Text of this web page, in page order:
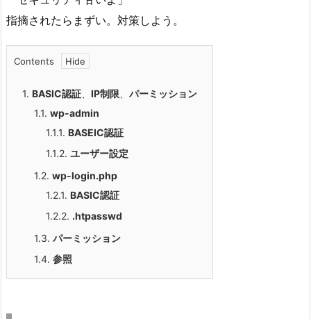
指摘されたらまずい。対策しよう。
Contents
1. BASIC認証 IP制限
パーミッション
1.1. wp-admin
1.1.1. BASEIC認証
1.1.2. ユーザー設定
1.2. wp-login.php
1.2.1. BASIC認証
1.2.2. .htpasswd
1.3. パーミッション
1.4. 参照